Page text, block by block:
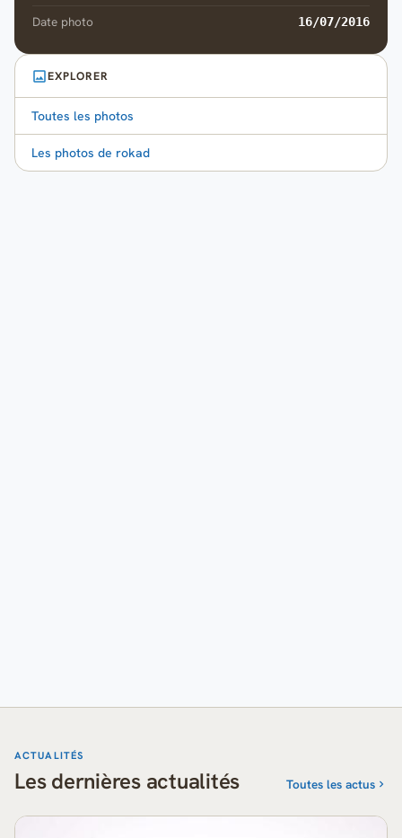
Date photo 16/07/2016
EXPLORER
Toutes les photos
Les photos de rokad
ACTUALITÉS
Les dernières actualités Toutes les actus